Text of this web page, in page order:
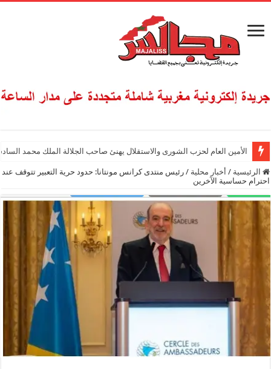
الأمين العام لحزب الشورى والاستقلال يهنئ صاحب الجلالة الملك محمد
الرئيسية / أخبار محلية / رئيس منتدى كرانس مونتانا: حدود حرية التعبير تتوقف عند
احترام حساسية الآخرين